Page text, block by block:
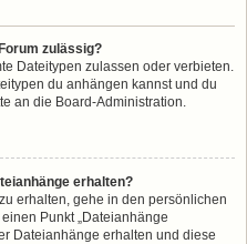
zulässig?
Dateitypen zulassen oder verbieten.
du anhängen kannst und du
an die Board-Administration.
erhalten?
erhalten, gehe in den persönlichen
Punkt „Dateianhänge
Dateianhänge erhalten und diese